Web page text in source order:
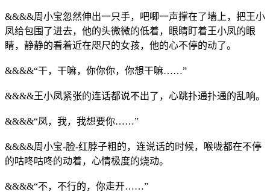
&&&&周小宝忽然伸出一只手，吧唧一声撑在了墙上，把王小
凤给包围了进去，他的头微微的低着，眼睛盯着王小凤的眼
睛，静静的看着近在咫尺的女孩，他的心不停的动了。
&&&&“干，干嘛，你你你，你想干嘛……”
&&&&王小凤紧张的连话都说不出了，心跳扑通扑通的乱响。
&&&&“凤，我，我想要你……”
&&&&周小宝-脸-红脖子粗的，连说话的时候，喉咙都在不停
的咕咚咕咚的动着，心情极度的烧动。
&&&&“不，不行的，你走开……”